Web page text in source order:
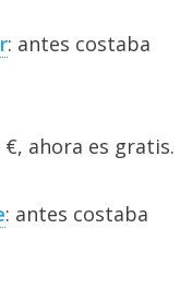
: antes costaba
ahora es gratis.
: antes costaba